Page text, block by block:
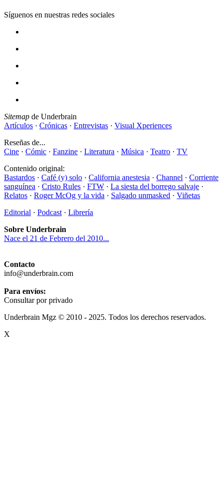
Síguenos en nuestras redes sociales
Sitemap de Underbrain
Artículos · Crónicas · Entrevistas · Visual Xperiences
Reseñas de...
Cine · Cómic · Fanzine · Literatura · Música · Teatro · TV
Contenido original:
Bastardos · Café (y) solo · California anestesia · Channel · Corriente
sanguínea · Cristo Rules · FTW · La siesta del borrego salvaje ·
Relatos · Roger McOg y la vida · Salgado unmasked · Viñetas
Editorial · Podcast · Librería
Sobre Underbrain
Nace el 21 de Febrero del 2010...
Contacto
info@underbrain.com
Para envíos:
Consultar por privado
Underbrain Mgz © 2010 - 2025. Todos los derechos reservados.
X